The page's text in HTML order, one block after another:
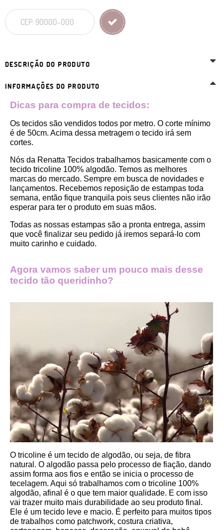
DESCRIÇÃO DO PRODUTO
INFORMAÇÕES DO PRODUTO
Dicas para compra de tecidos:
Os tecidos são vendidos todos por metro. O corte mínimo
é de 50cm. Acima dessa metragem o tecido irá sem
cortes.
Nós da Renatta Tecidos trabalhamos basicamente com o
tecido tricoline 100% algodão. Temos as melhores
marcas do mercado. Sempre em busca de novidades e
lançamentos. Recebemos reposição de estampas toda
semana, então fique tranquila pois seus clientes não irão
esperar para ter o produto em suas mãos.
Todas as nossas estampas são a pronta entrega, assim
que você finalizar seu pedido já iremos separá-lo com
muito carinho e cuidado.
Agora vamos saber um pouco mais desse
tecido tão queridinho?
O tricoline é um tecido de algodão, ou seja, de fibra
natural. O algodão passa pelo processo de fiação, dando
assim forma aos fios e então se inicia o processo de
tecelagem. Aqui só trabalhamos com o tricoline 100%
algodão, afinal é o que tem maior qualidade. E com isso
vai trazer muito mais durabilidade ao seu produto final.
Ele é um tecido leve e macio. É perfeito para muitos tipos
de trabalhos como patchwork, costura criativa,